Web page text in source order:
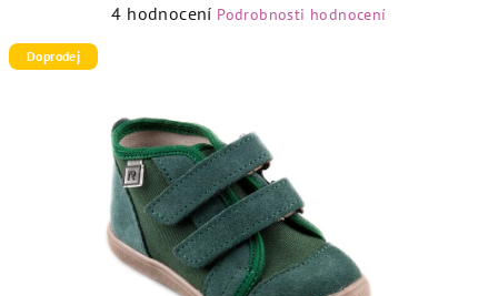
Průměrné
z
5
hvězdiček.
4 hodnocení Podrobnosti hodnocení
Doprodej